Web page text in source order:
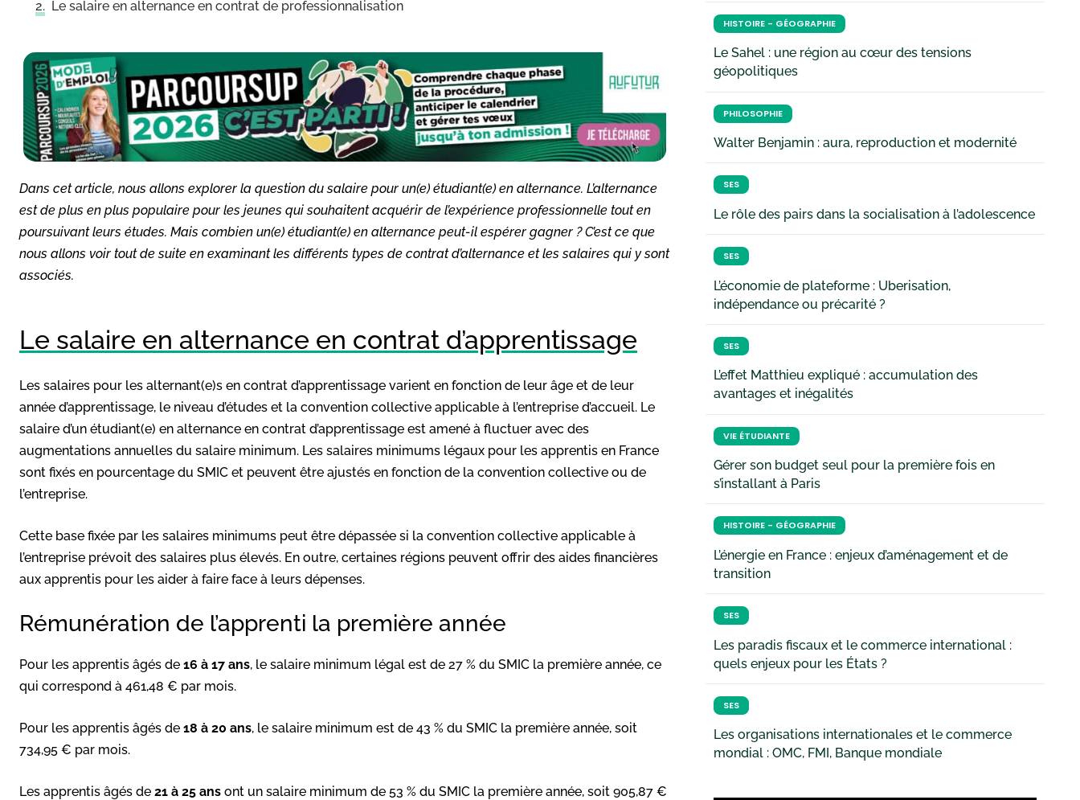
Le salaire en alternance en contrat de professionnalisation
Dans cet article, nous allons explorer la question du salaire pour un(e) étudiant(e) en alternance. L’alternance
est de plus en plus populaire pour les jeunes qui souhaitent acquérir de l’expérience professionnelle tout en
poursuivant leurs études. Mais combien un(e) étudiant(e) en alternance peut-il espérer gagner ? C’est ce que
nous allons voir tout de suite en examinant les différents types de contrat d’alternance et les salaires qui y sont
associés.
Le salaire en alternance en contrat d’apprentissage
Les salaires pour les alternant(e)s en contrat d’apprentissage varient en fonction de leur âge et de leur
année d’apprentissage, le niveau d’études et la convention collective applicable à l’entreprise d’accueil. Le
salaire d’un étudiant(e) en alternance en contrat d’apprentissage est amené à fluctuer avec des
augmentations annuelles du salaire minimum. Les salaires minimums légaux pour les apprentis en France
sont fixés en pourcentage du SMIC et peuvent être ajustés en fonction de la convention collective ou de
l’entreprise.
Cette base fixée par les salaires minimums peut être dépassée si la convention collective applicable à
l’entreprise prévoit des salaires plus élevés. En outre, certaines régions peuvent offrir des aides financières
aux apprentis pour les aider à faire face à leurs dépenses.
Rémunération de l’apprenti la première année
Pour les apprentis âgés de 16 à 17 ans, le salaire minimum légal est de 27 % du SMIC la première année, ce
qui correspond à 461,48 € par mois.
Pour les apprentis âgés de 18 à 20 ans, le salaire minimum est de 43 % du SMIC la première année, soit
734,95 € par mois.
Les apprentis âgés de 21 à 25 ans ont un salaire minimum de 53 % du SMIC la première année, soit 905,87 €
HISTOIRE - GÉOGRAPHIE
Le Sahel : une région au cœur des tensions
géopolitiques
PHILOSOPHIE
Walter Benjamin : aura, reproduction et modernité
SES
Le rôle des pairs dans la socialisation à l’adolescence
SES
L’économie de plateforme : Uberisation,
indépendance ou précarité ?
SES
L’effet Matthieu expliqué : accumulation des
avantages et inégalités
VIE ÉTUDIANTE
Gérer son budget seul pour la première fois en
s’installant à Paris
HISTOIRE - GÉOGRAPHIE
L’énergie en France : enjeux d’aménagement et de
transition
SES
Les paradis fiscaux et le commerce international :
quels enjeux pour les États ?
SES
Les organisations internationales et le commerce
mondial : OMC, FMI, Banque mondiale